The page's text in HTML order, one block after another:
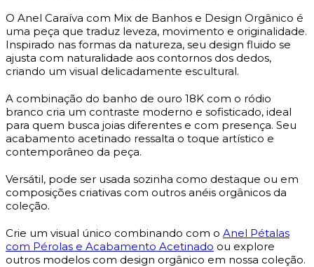
O Anel Caraíva com Mix de Banhos e Design Orgânico é
uma peça que traduz leveza, movimento e originalidade.
Inspirado nas formas da natureza, seu design fluido se
ajusta com naturalidade aos contornos dos dedos,
criando um visual delicadamente escultural.
A combinação do banho de ouro 18K com o ródio
branco cria um contraste moderno e sofisticado, ideal
para quem busca joias diferentes e com presença. Seu
acabamento acetinado ressalta o toque artístico e
contemporâneo da peça.
Versátil, pode ser usada sozinha como destaque ou em
composições criativas com outros anéis orgânicos da
coleção.
Crie um visual único combinando com o Anel Pétalas
com Pérolas e Acabamento Acetinado ou explore
outros modelos com design orgânico em nossa coleção.